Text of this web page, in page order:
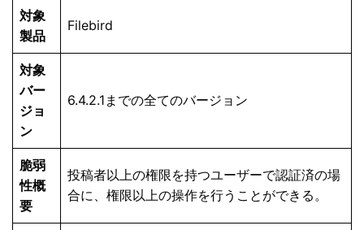
対象
製品
Filebird
対象
バー
ジョ
ン
6.4.2.1までの全てのバージョン
脆弱
性概
要
投稿者以上の権限を持つユーザーで認証済の場
合に、権限以上の操作を行うことができる。